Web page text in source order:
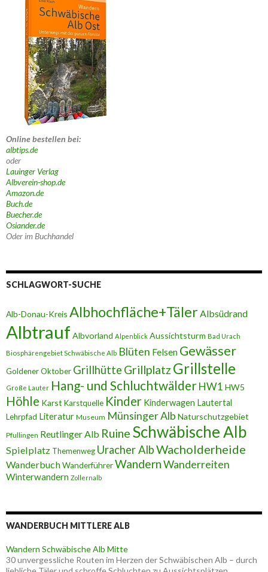
Online bestellen bei:
albtips.de
oder
Lauinger Verlag
Albverein-shop.de
Amazon.de
Buch.de
Buecher.de
Osiander.de
Oder im Buchhandel
SCHLAGWORT-SUCHE
Alb-Donau-Kreis Albhochfläche+TälerAlbsüdrand
Albtrauf Albvorland Alpenblick Aussichtsturm Bad Urach
Biosphärengebiet Schwäbische Alb Blüten Felsen Gewässer
Goldener Oktober Grillhütte Grillplatz Grillstelle
Große Lauter Hang- und SchluchtwälderHW1 HW5
Höhle Karst Karstquelle Kinder Kinderwagen Lautertal
Lehrpfad Literatur Museum Münsinger Alb Naturschutzgebiet
Pfullingen Reutlinger Alb Ruine Schwäbische Alb
Spielplatz Themenweg Uracher AlbWacholderheide
WanderbuchWanderführerWandernWanderreiten
Winterwandern Zollernalb
WANDERBUCH MITTLERE ALB
Wandern Schwäbische Alb Mitte
30 unvergessliche Routen im Herzen der Schwäbischen Alb – durch